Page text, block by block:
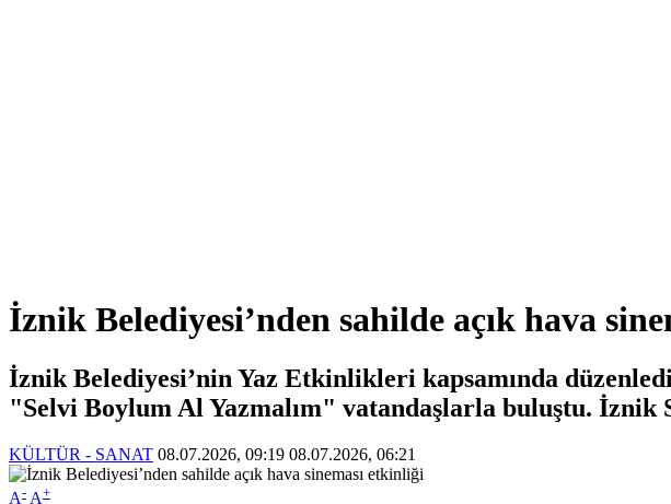
İznik Belediyesi’nden sahilde açık hava
İznik Belediyesi’nin Yaz Etkinlikleri kapsamında
"Selvi Boylum Al Yazmalım" vatandaşlarla buluştu. İznik
KÜLTÜR - SANAT 08.07.2026, 09:19 08.07.2026, 06:21
A- A+